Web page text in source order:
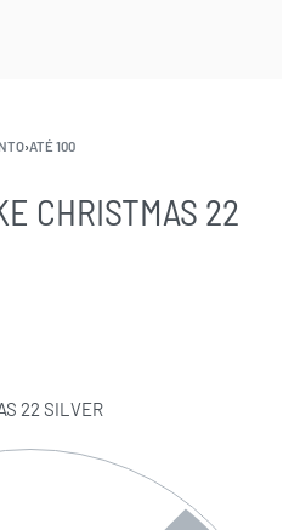
›ATÉ 100
CHRISTMAS 22
22 SILVER